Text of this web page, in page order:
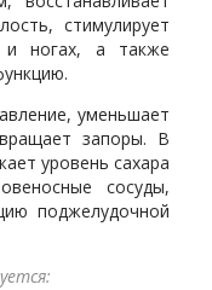
стимулирует
и ногах, а также
уменьшает
запоры. В
уровень сахара
сосуды,
поджелудочной